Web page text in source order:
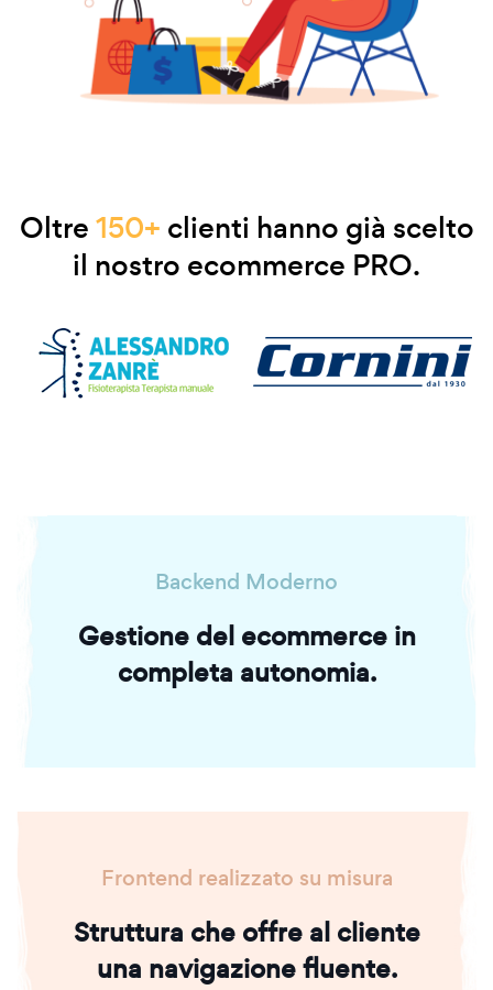
Oltre150+ clienti hanno già scelto
il nostro ecommerce PRO.
Backend Moderno
Gestione del ecommerce in
completa autonomia.
Frontend realizzato su misura
Struttura che offre al cliente
una navigazione fluente.